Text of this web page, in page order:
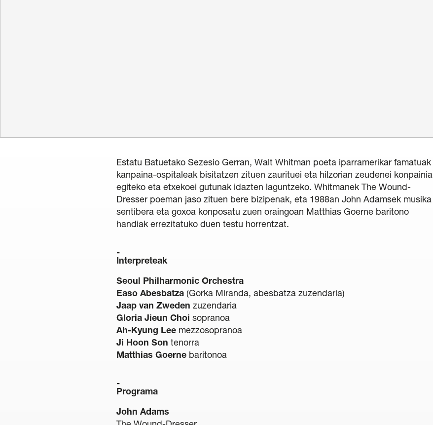
Estatu Batuetako Sezesio Gerran, Walt Whitman poeta iparramerikar famatuak
kanpaina-ospitaleak bisitatzen zituen zaurituei eta hilzorian zeudenei konpainia
egiteko eta etxekoei gutunak idazten laguntzeko. Whitmanek The Wound-
Dresser poeman jaso zituen bere bizipenak, eta 1988an John Adamsek musika
sentibera eta goxoa konposatu zuen oraingoan Matthias Goerne baritono
handiak errezitatuko duen testu horrentzat.
Interpreteak
Seoul Philharmonic Orchestra
Easo Abesbatza (Gorka Miranda, abesbatza zuzendaria)
Jaap van Zweden zuzendaria
Gloria Jieun Choi sopranoa
Ah-Kyung Lee mezzosopranoa
Ji Hoon Son tenorra
Matthias Goerne baritonoa
Programa
John Adams